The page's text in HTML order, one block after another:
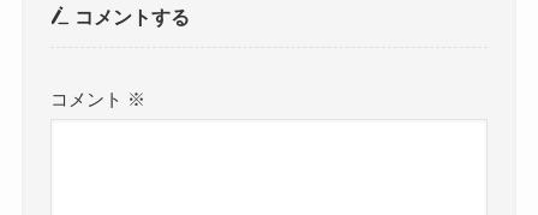
コメントする
コメント ※